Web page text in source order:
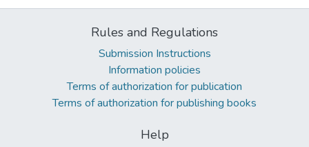
Rules and Regulations
Submission Instructions
Information policies
Terms of authorization for publication
Terms of authorization for publishing books
Help